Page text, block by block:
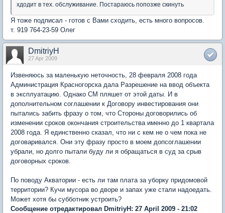
хдодит в тех. обслуживание. Постараюсь попозже скинуть
Я тоже подписал - готов с Вами сходить, есть много вопросов.
т. 919 764-23-59 Олег
DmitriyH
27 Apr 2009
Извеняюсь за маленькую неточность, 28 февраля 2008 года
Администрация Красногорска дала Разрешение на ввод объекта
в эксплуатацию. Однако СМ пляшет от этой даты. И в
дополнительном соглашении к Договору инвестирования они
пытались забить фразу о том, что Стороны договорились об
изменении сроков окончания строительства именно до 1 квартала
2008 года. Я единственно сказал, что ни с кем не о чем пока не
договаривался. Они эту фразу просто в моем допсоглашении
убрали, но долго пытали буду ли я обращаться в суд за срыв
договорных сроков.
По поводу Акватории - есть ли там плата за уборку придомовой
территории? Кучи мусора во дворе и запах уже стали надоедать.
Может хотя бы субботник устроить?
Сообщение отредактировал DmitriyH: 27 April 2009 - 21:02